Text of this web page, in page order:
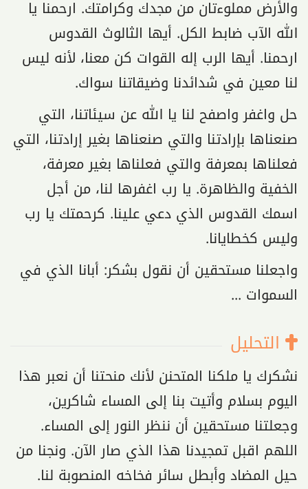
والأرض مملوءتان من مجدك وكرامتك. ارحمنا يا
الله الآب ضابط الكل. أيها الثالوث القدوس
ارحمنا. أيها الرب إله القوات كن معنا، لأنه ليس
لنا معين في شدائدنا وضيقاتنا سواك.
حل واغفر واصفح لنا يا الله عن سيئاتنا، التي
صنعناها بإرادتنا والتي صنعناها بغير إرادتنا، التي
فعلناها بمعرفة والتي فعلناها بغير معرفة،
الخفية والظاهرة. يا رب اغفرها لنا، من أجل
اسمك القدوس الذي دعي علينا. كرحمتك يا رب
وليس كخطايانا.
واجعلنا مستحقين أن نقول بشكر: أبانا الذي في
السموات ...
التحليل
نشكرك يا ملكنا المتحنن لأنك منحتنا أن نعبر هذا
اليوم بسلام وأتيت بنا إلى المساء شاكرين،
وجعلتنا مستحقين أن ننظر النور إلى المساء.
اللهم اقبل تمجيدنا هذا الذي صار الآن. ونجنا من
حيل المضاد وأبطل سائر فخاخه المنصوبة لنا.